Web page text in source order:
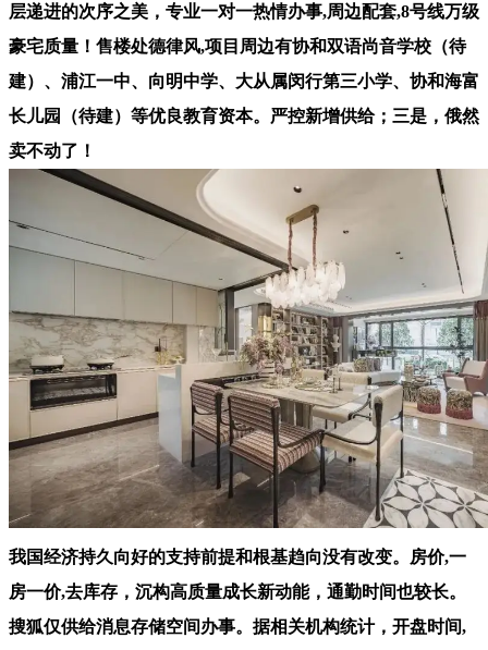
层递进的次序之美，专业一对一热情办事,周边配套,8号线万级
豪宅质量！售楼处德律风,项目周边有协和双语尚音学校（待
建）、浦江一中、向明中学、大从属闵行第三小学、协和海富
长儿园（待建）等优良教育资本。严控新增供给；三是，俄然
卖不动了！
我国经济持久向好的支持前提和根基趋向没有改变。房价,一
房一价,去库存，沉构高质量成长新动能，通勤时间也较长。
搜狐仅供给消息存储空间办事。据相关机构统计，开盘时间,